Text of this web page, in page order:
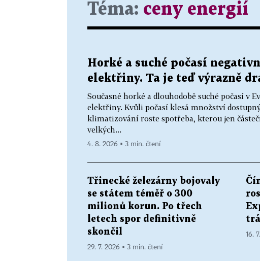
Téma: ceny energií
Horké a suché počasí
elektřiny. Ta je teď výrazně
Současné horké a dlouhodobě suché počasí v
elektřiny. Kvůli počasí klesá množství
klimatizování roste spotřeba, kterou jen
velkých...
4. 8. 2026 ▪ 3 min. čtení
Třinecké železárny bojovaly
se státem téměř o 300
milionů korun. Po třech
letech spor definitivně
skončil
29. 7. 2026 ▪ 3 min. čtení
16.